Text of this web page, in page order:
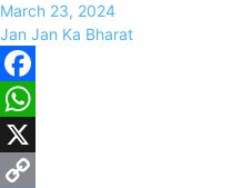
March 23, 2024
Jan Jan Ka Bharat
Facebook
WhatsApp
X